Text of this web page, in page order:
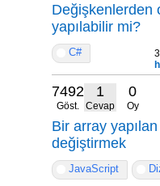
Değişkenlerden
yapılabilir mi?
C#
7492
Göst.
1
Cevap
0
Oy
Bir array
değiştirmek
JavaScript